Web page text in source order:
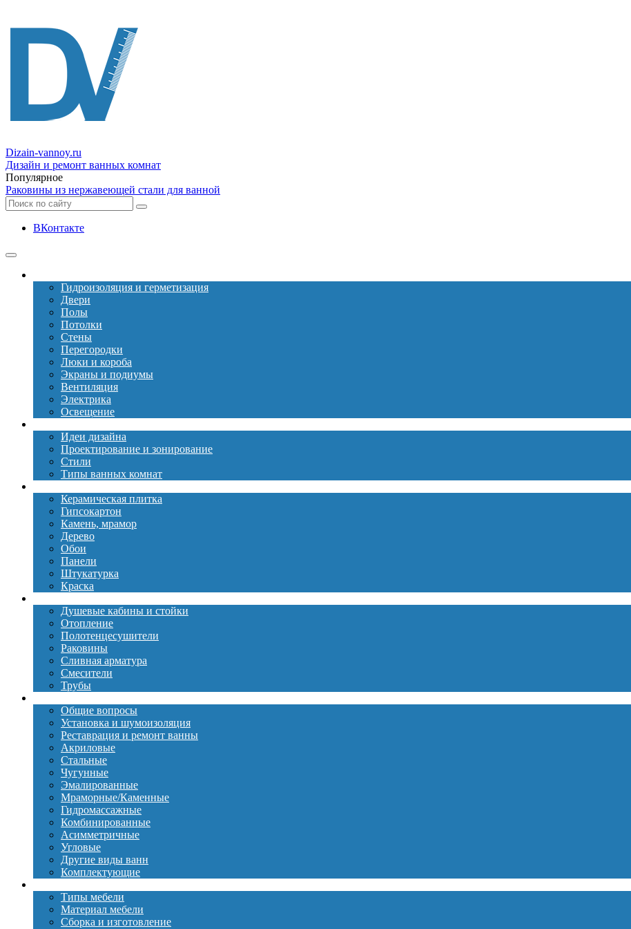
Dizain-vannoy.ru
Дизайн и ремонт ванных комнат
Популярное
Раковины из нержавеющей стали для ванной
ВКонтакте
Гидроизоляция и герметизация
Двери
Полы
Потолки
Стены
Перегородки
Люки и короба
Экраны и подиумы
Вентиляция
Электрика
Освещение
Идеи дизайна
Проектирование и зонирование
Стили
Типы ванных комнат
Керамическая плитка
Гипсокартон
Камень, мрамор
Дерево
Обои
Панели
Штукатурка
Краска
Душевые кабины и стойки
Отопление
Полотенцесушители
Раковины
Сливная арматура
Смесители
Трубы
Общие вопросы
Установка и шумоизоляция
Реставрация и ремонт ванны
Акриловые
Стальные
Чугунные
Эмалированные
Мраморные/Каменные
Гидромассажные
Комбинированные
Асимметричные
Угловые
Другие виды ванн
Комплектующие
Типы мебели
Материал мебели
Сборка и изготовление